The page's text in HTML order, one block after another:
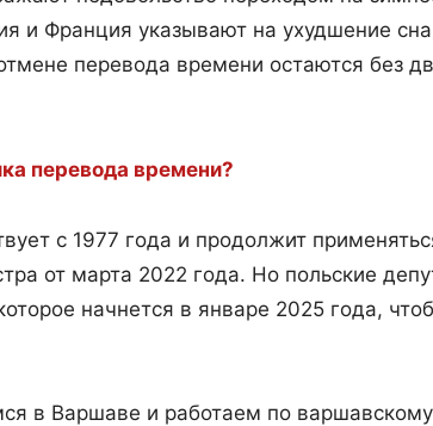
и Франция указывают на ухудшение
перевода времени остаются без
перевода времени?
с 1977 года и продолжит
от марта 2022 года. Но польские
начнется в январе 2025 года,
в Варшаве и работаем по